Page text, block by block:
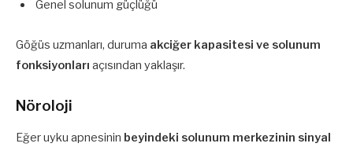
Genel solunum güçlüğü
Göğüs uzmanları, duruma akciğer kapasitesi ve solunum
fonksiyonları açısından yaklaşır.
Nöroloji
Eğer uyku apnesinin beyindeki solunum merkezinin sinyal